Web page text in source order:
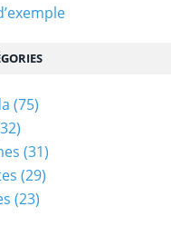
(75)
(31)
(29)
(23)